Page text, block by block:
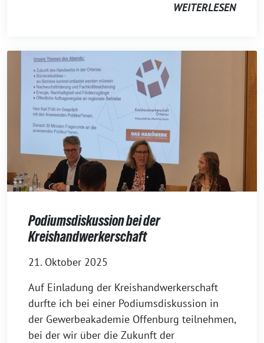
WEITERLESEN
Podiumsdiskussion bei der
Kreishandwerkerschaft
21. Oktober 2025
Auf Einladung der Kreishandwerkerschaft
durfte ich bei einer Podiumsdiskussion in
der Gewerbeakademie Offenburg teilnehmen,
bei der wir über die Zukunft der